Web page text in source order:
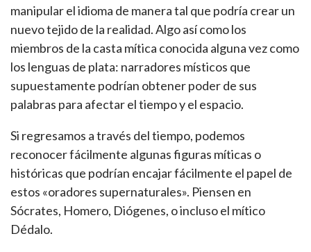
manipular el idioma de manera tal que podría crear un
nuevo tejido de la realidad. Algo así como los
miembros de la casta mítica conocida alguna vez como
los lenguas de plata: narradores místicos que
supuestamente podrían obtener poder de sus
palabras para afectar el tiempo y el espacio.
Si regresamos a través del tiempo, podemos
reconocer fácilmente algunas figuras míticas o
históricas que podrían encajar fácilmente el papel de
estos «oradores supernaturales». Piensen en
Sócrates, Homero, Diógenes, o incluso el mítico
Dédalo.